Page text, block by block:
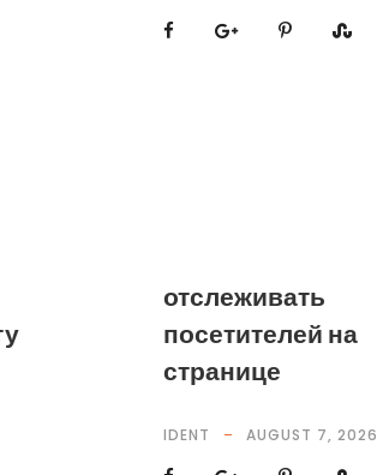
отслеживать
посетителей на
странице
IDENT AUGUST 7, 2026